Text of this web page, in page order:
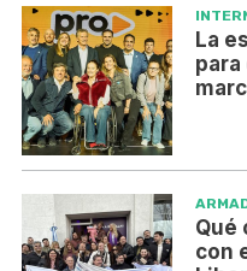
La
para
Qué
con